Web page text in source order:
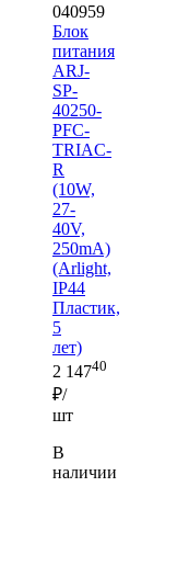
040959
Блок
питания
ARJ-
SP-
40250-
PFC-
TRIAC-
R
(10W,
27-
40V,
250mA)
(Arlight,
IP44
Пластик,
5
лет)
2 14740
₽/
шт
В
наличии